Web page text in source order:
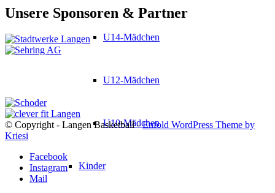
U14-Mädchen
U12-Mädchen
U10-Mädchen
Kinder
Unsere Sponsoren & Partner
© Copyright - Langen Basketball -Enfold WordPress Theme by
Kriesi
Facebook
Instagram
Mail